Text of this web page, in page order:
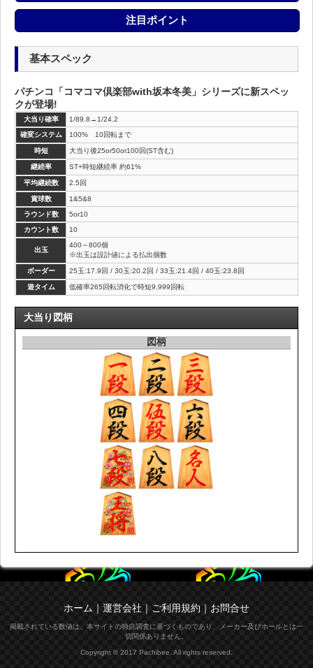
注目ポイント
基本スペック
パチンコ「コマコマ倶楽部with坂本冬美」シリーズに新スペッ
クが登場!
大当り確率
1/89.8→1/24.2
確変システム
100% 10回転まで
時短 大当り後25or50or100回(ST含む)
継続率 ST+時短継続率 約61%
平均継続数 2.5回
賞球数
1&5&8
ラウンド数
5or10
カウント数
10
出玉
400～800個
※出玉は設計値による払出個数
ボーダー 25玉:17.9回 / 30玉:20.2回 / 33玉:21.4回 / 40玉:23.8回
遊タイム 低確率265回転消化で時短9,999回転
大当り図柄
図柄
ホーム ｜ 運営会社 ｜ ご利用規約 ｜ お問合せ
掲載されている数値は、本サイトの独自調査に基づくものであり、メーカー及びホールとは一
切関係ありません。
Copyright © 2017 Pachibee. All rights reserved.